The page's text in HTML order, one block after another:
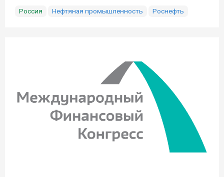
Россия
Нефтяная промышленность Роснефть